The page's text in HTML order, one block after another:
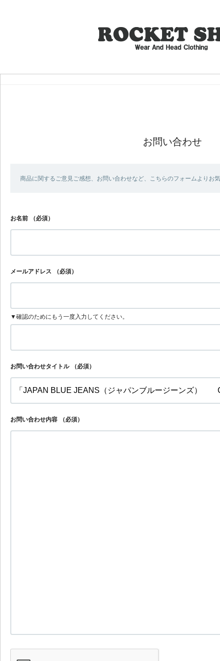
お問い合わせ
商品に関するご意見ご感想、お問い合わせなど、こちらのフォームよりお
お名前 （必須）
メールアドレス （必須）
▼確認のためにもう一度入力してください。
お問い合わせタイトル （必須）
お問い合わせ内容 （必須）